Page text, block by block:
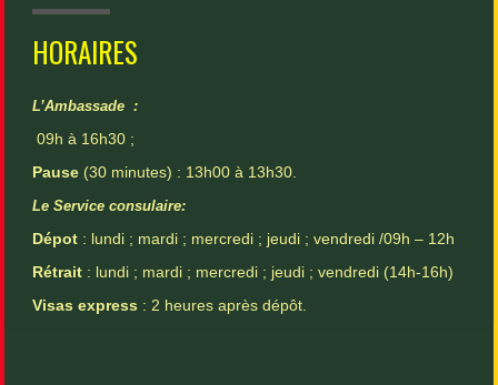
HORAIRES
L’Ambassade :
09h à 16h30 ;
Pause (30 minutes) : 13h00 à 13h30.
Le Service consulaire:
Dépot : lundi ; mardi ; mercredi ; jeudi ; vendredi /09h – 12h
Rétrait : lundi ; mardi ; mercredi ; jeudi ; vendredi (14h-16h)
Visas express : 2 heures après dépôt.